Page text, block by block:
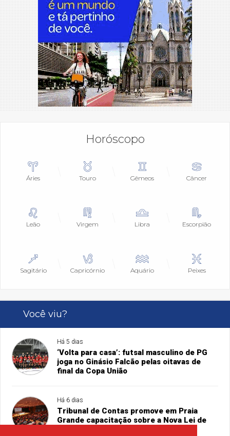
Horóscopo
Áries Touro Gêmeos Câncer
Leão Virgem Libra Escorpião
Sagitário Capricórnio Aquário Peixes
Você viu?
Há 5 dias
‘Volta para casa’: futsal masculino de PG
joga no Ginásio Falcão pelas oitavas de
final da Copa União
Há 6 dias
Tribunal de Contas promove em Praia
Grande capacitação sobre a Nova Lei de